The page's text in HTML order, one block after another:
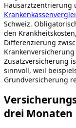
Hausarztzentrierung
Schweiz.
den
Differenzierung
Zusatzversicherung
sinnvoll, weil
Grundversicherung
drei Monaten